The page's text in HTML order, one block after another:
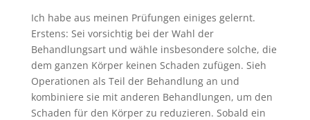
Ich habe aus meinen Prüfungen einiges gelernt.
Erstens: Sei vorsichtig bei der Wahl der
Behandlungsart und wähle insbesondere solche, die
dem ganzen Körper keinen Schaden zufügen. Sieh
Operationen als Teil der Behandlung an und
kombiniere sie mit anderen Behandlungen, um den
Schaden für den Körper zu reduzieren. Sobald ein